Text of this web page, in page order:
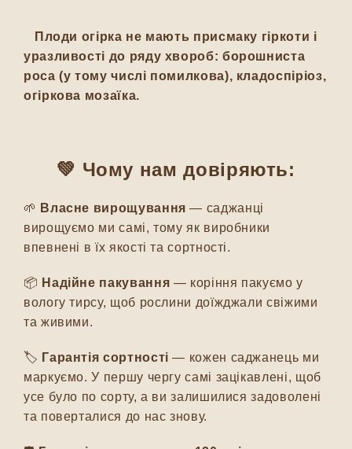
Плоди огірка не мають присмаку гіркоти і
уразливості до ряду хвороб: борошниста
роса (у тому числі помилкова), кладоспіріоз,
огіркова мозаїка.
💚 Чому нам довіряють:
🌱 Власне вирощування — саджанці
вирощуємо ми самі, тому як виробники
впевнені в їх якості та сортності.
📦 Надійне пакування — коріння пакуємо у
вологу тирсу, щоб рослини доїжджали свіжими
та живими.
🏷️ Гарантія сортності — кожен саджанець ми
маркуємо. У першу чергу самі зацікавлені, щоб
усе було по сорту, а ви залишилися задоволені
та поверталися до нас знову.